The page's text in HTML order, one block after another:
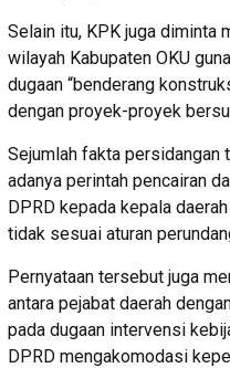
Selain itu, KPK juga diminta
wilayah Kabupaten OKU
dugaan “benderang
dengan proyek-proyek
Sejumlah fakta persidangan
adanya perintah pencairan
DPRD kepada kepala
tidak sesuai aturan
Pernyataan tersebut juga
antara pejabat daerah
pada dugaan intervensi
DPRD mengakomodasi